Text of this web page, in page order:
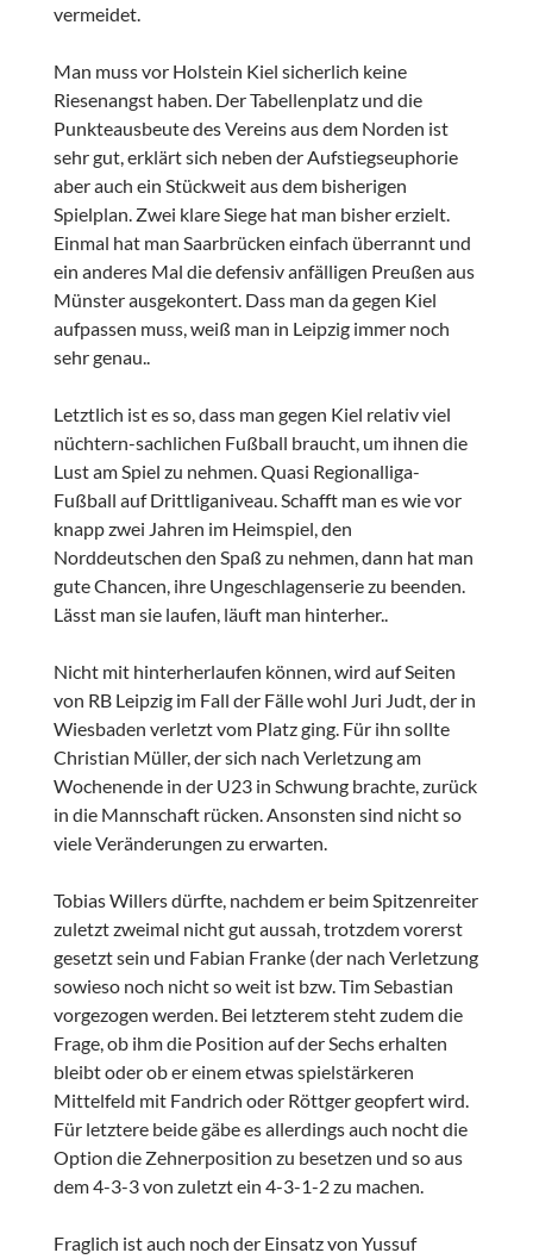
vermeidet.
Man muss vor Holstein Kiel sicherlich keine
Riesenangst haben. Der Tabellenplatz und die
Punkteausbeute des Vereins aus dem Norden ist
sehr gut, erklärt sich neben der Aufstiegseuphorie
aber auch ein Stückweit aus dem bisherigen
Spielplan. Zwei klare Siege hat man bisher erzielt.
Einmal hat man Saarbrücken einfach überrannt und
ein anderes Mal die defensiv anfälligen Preußen aus
Münster ausgekontert. Dass man da gegen Kiel
aufpassen muss, weiß man in Leipzig immer noch
sehr genau..
Letztlich ist es so, dass man gegen Kiel relativ viel
nüchtern-sachlichen Fußball braucht, um ihnen die
Lust am Spiel zu nehmen. Quasi Regionalliga-
Fußball auf Drittliganiveau. Schafft man es wie vor
knapp zwei Jahren im Heimspiel, den
Norddeutschen den Spaß zu nehmen, dann hat man
gute Chancen, ihre Ungeschlagenserie zu beenden.
Lässt man sie laufen, läuft man hinterher..
Nicht mit hinterherlaufen können, wird auf Seiten
von RB Leipzig im Fall der Fälle wohl Juri Judt, der in
Wiesbaden verletzt vom Platz ging. Für ihn sollte
Christian Müller, der sich nach Verletzung am
Wochenende in der U23 in Schwung brachte, zurück
in die Mannschaft rücken. Ansonsten sind nicht so
viele Veränderungen zu erwarten.
Tobias Willers dürfte, nachdem er beim Spitzenreiter
zuletzt zweimal nicht gut aussah, trotzdem vorerst
gesetzt sein und Fabian Franke (der nach Verletzung
sowieso noch nicht so weit ist bzw. Tim Sebastian
vorgezogen werden. Bei letzterem steht zudem die
Frage, ob ihm die Position auf der Sechs erhalten
bleibt oder ob er einem etwas spielstärkeren
Mittelfeld mit Fandrich oder Röttger geopfert wird.
Für letztere beide gäbe es allerdings auch nocht die
Option die Zehnerposition zu besetzen und so aus
dem 4-3-3 von zuletzt ein 4-3-1-2 zu machen.
Fraglich ist auch noch der Einsatz von Yussuf